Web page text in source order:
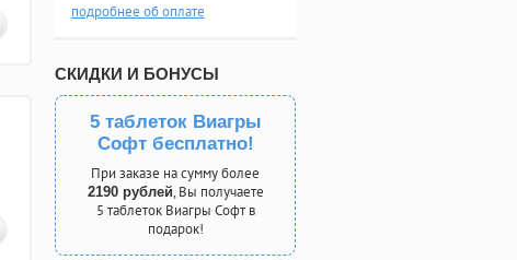
подробнее об оплате
СКИДКИ И БОНУСЫ
5 таблеток Виагры
Софт бесплатно!
При заказе на сумму более
2190 рублей, Вы получаете
5 таблеток Виагры Софт в
подарок!